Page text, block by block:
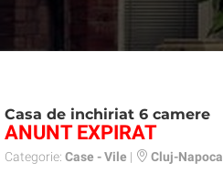
Casa de inchiriat 6 camere
ANUNT EXPIRAT
Categorie: Case - Vile | Cluj-Napoca